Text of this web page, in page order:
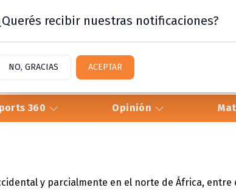
360 Opinión
y parcialmente en el norte de África, entre
recibir nuestras notificaciones?
NO, GRACIAS ACEPTAR